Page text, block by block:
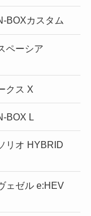
BOXカスタム
ペーシア
クス X
BOX L
リオ HYBRID
ェゼル e:HEV